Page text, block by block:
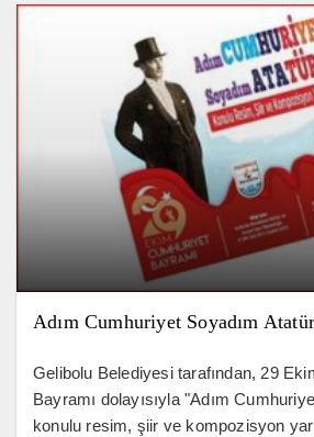
Adım Cumhuriyet Soyadım
Gelibolu Belediyesi tarafından, 29
Bayramı dolayısıyla "Adım
konulu resim, şiir ve kompozisyon